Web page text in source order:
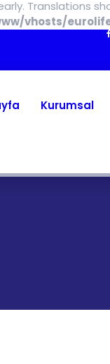
Translations
vhosts/
Kurumsal